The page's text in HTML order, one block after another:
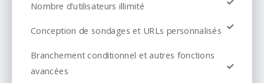
Nombre d'utilisateurs illimité
Conception de sondages et URLs personnalisés
Branchement conditionnel et autres fonctions
avancées